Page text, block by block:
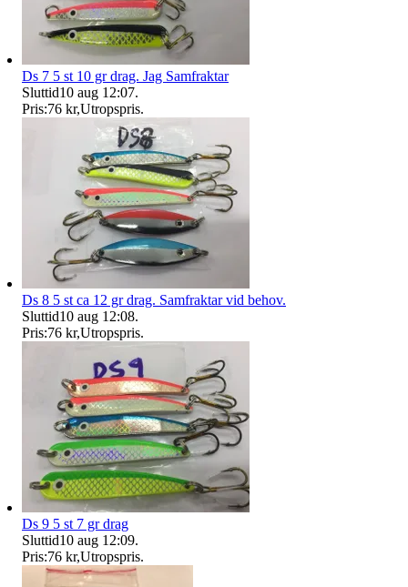
Ds 7 5 st 10 gr drag. Jag Samfraktar
Sluttid10 aug 12:07.
Pris:76 kr,Utropspris.
Ds 8 5 st ca 12 gr drag. Samfraktar vid behov.
Sluttid10 aug 12:08.
Pris:76 kr,Utropspris.
Ds 9 5 st 7 gr drag
Sluttid10 aug 12:09.
Pris:76 kr,Utropspris.